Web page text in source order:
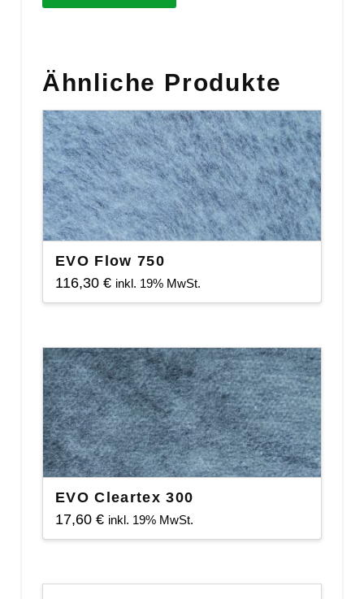
Light
Watt
Menge
Ähnliche Produkte
EVO Flow 750
116,30 € inkl. 19% MwSt.
EVO Cleartex 300
17,60 € inkl. 19% MwSt.